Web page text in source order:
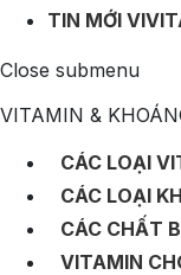
TIN MỚI
Close submenu
VITAMIN &
CÁC LOẠI
CÁC LOẠI
CÁC CHẤT
VITAMIN